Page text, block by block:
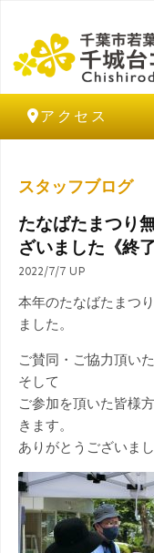
アクセス
スタッフブログ
たなばたまつり
ざいました《終了
2022/7/7 UP
本年のたなばたまつ
ました。
ご賛同・ご協力頂い
そして
ご参加を頂いた皆様
きます。
ありがとうございまし